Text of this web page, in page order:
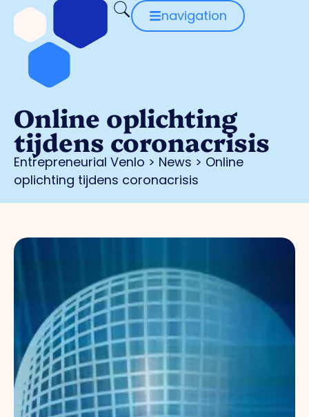
navigation
Online oplichting
tijdens coronacrisis
Entrepreneurial Venlo > News > Online
oplichting tijdens coronacrisis